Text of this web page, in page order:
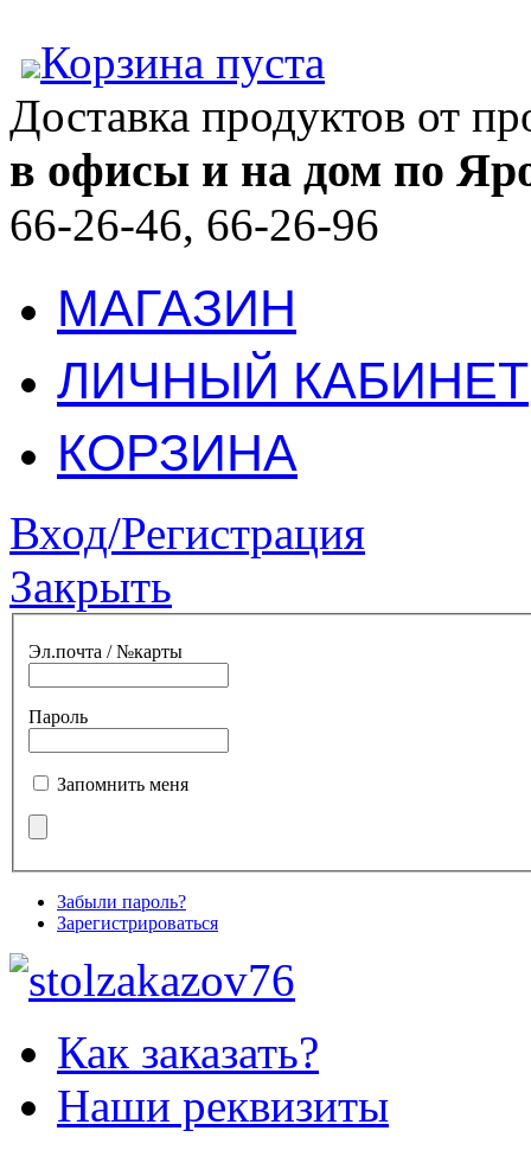
Корзина пуста
Доставка продуктов от
в офисы и на дом по
66-26-46, 66-26-96
МАГАЗИН
ЛИЧНЫЙ КАБИНЕТ
КОРЗИНА
Вход/Регистрация
Закрыть
Эл.почта / №карты
Пароль
Запомнить меня
Забыли пароль?
Зарегистрироваться
Как заказать?
Наши реквизиты